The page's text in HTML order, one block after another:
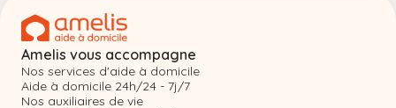
Amelis vous accompagne
Nos services d'aide à domicile
Aide à domicile 24h/24 - 7j/7
Nos auxiliaires de vie